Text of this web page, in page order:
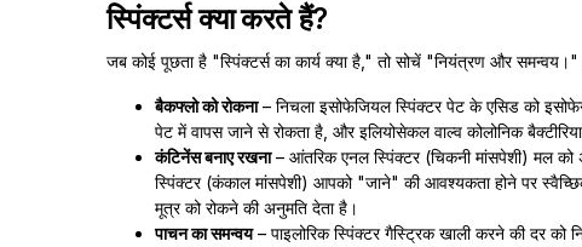
स्पिंक्टर्स क्या करते हैं?
जब कोई पूछता है "स्पिंक्टर्स का कार्य क्या है," तो सोचें "नियंत्रण और
बैकफ्लो को रोकना– निचला इसोफेजियल स्पिंक्टर पेट के एसिड को
पेट में वापस जाने से रोकता है, और इलियोसेकल वाल्व कोलोनिक
कंटिनेंस बनाए रखना– आंतरिक एनल स्पिंक्टर (चिकनी मांसपेशी) मल को
स्पिंक्टर (कंकाल मांसपेशी) आपको "जाने" की आवश्यकता होने पर
मूत्र को रोकने की अनुमति देता है।
पाचन का समन्वय– पाइलोरिक स्पिंक्टर गैस्ट्रिक खाली करने की दर को